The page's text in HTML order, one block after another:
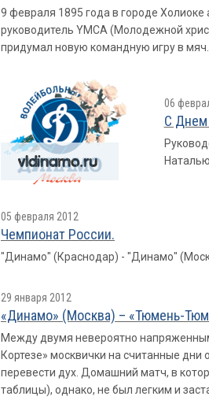
9 февраля 1895 года в городе
руководитель YMCA (Молодежной
придумал новую командную игру в мяч.
06
С
05 февраля 2012
Чемпионат России.
"Динамо" (Краснодар) - "Динамо"
29 января 2012
«Динамо» (Москва) – «Тюмень-
Между двумя невероятно
Кортезе» москвички на считанные
перевести дух. Домашний матч, в
таблицы), однако, не был легким и